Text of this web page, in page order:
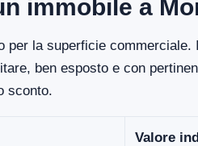
immobile a
la superficie
ben esposto e con
sconto.
Valore